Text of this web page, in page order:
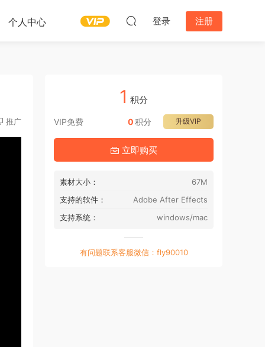
个人中心 登录 注册
推广
1 积分
VIP免费 升级VIP
0积分
立即购买
素材大小：
67M
支持的软件：
Adobe After Effects
支持系统：
windows/mac
有问题联系客服微信：fly90010